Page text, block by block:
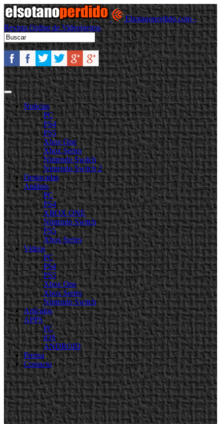
Elsotanoperdido.com -
Revista Online de Videojuegos
Noticias
PC
PS4
PS5
Xbox One
Xbox Series
Nintendo Switch
Nintendo Switch 2
Destacadas
Análisis
PC
PS4
XBOX ONE
Nintendo Switch
PS5
Xbox Series
Videos
PC
PS4
PS5
Xbox One
Xbox Series
Nintendo Switch
Artículos
APPS
PC
iOS
ANDROID
Prensa
Contacto